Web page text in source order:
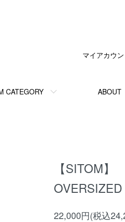
CATEGORY ABOUT
マイアカウン
【SITOM】
22,000円(税込